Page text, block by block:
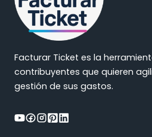
Facturar Ticket es la
contribuyentes que quieren
gestión de sus gastos.